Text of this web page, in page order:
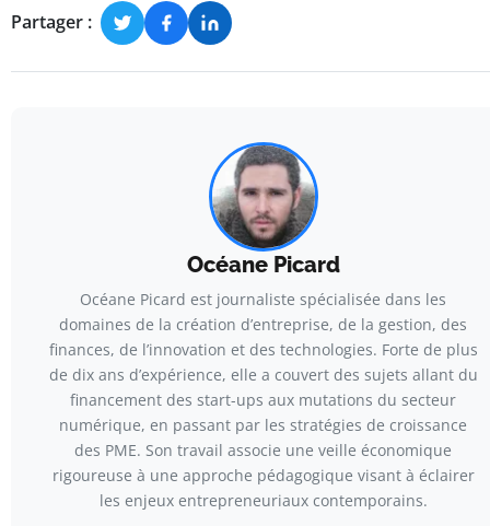
Partager :
Océane Picard
Océane Picard est journaliste spécialisée dans les
domaines de la création d’entreprise, de la gestion, des
finances, de l’innovation et des technologies. Forte de plus
de dix ans d’expérience, elle a couvert des sujets allant du
financement des start-ups aux mutations du secteur
numérique, en passant par les stratégies de croissance
des PME. Son travail associe une veille économique
rigoureuse à une approche pédagogique visant à éclairer
les enjeux entrepreneuriaux contemporains.